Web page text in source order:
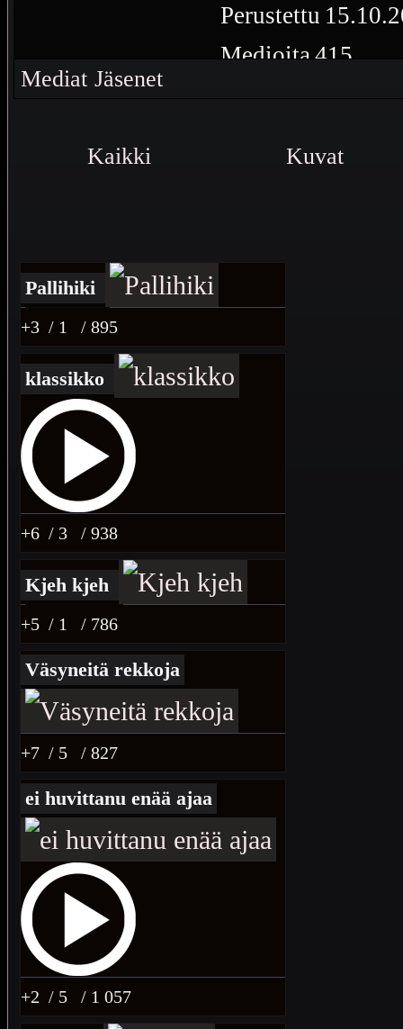
Perustettu
Medioita415
Mediat Jäsenet
Kaikki Kuvat
Pallihiki
+3 / 1 / 895
klassikko
+6 / 3 / 938
Kjeh kjeh
+5 / 1 / 786
Väsyneitä rekkoja
+7 / 5 / 827
ei huvittanu enää ajaa
+2 / 5 / 1 057